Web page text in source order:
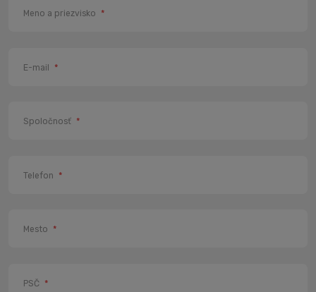
Meno a priezvisko *
E-mail *
Spoločnosť *
Telefon *
Mesto *
PSČ *